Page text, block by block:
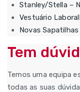
Stanley/Stella –
Vestuário Laboral
Novas Sapatilhas
Tem
Temos uma equipa
todas as suas